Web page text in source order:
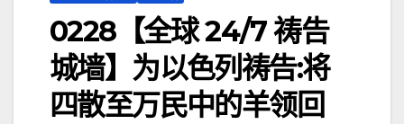
0228【全球 24/7 祷告
城墙】为以色列祷告:将
四散至万民中的羊领回